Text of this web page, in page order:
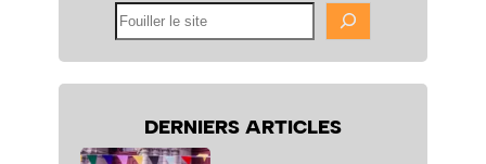
DERNIERS ARTICLES